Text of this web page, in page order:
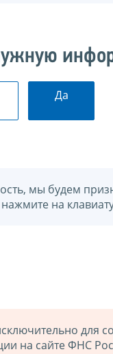
Да
мы будем
на
для
на сайте ФНС